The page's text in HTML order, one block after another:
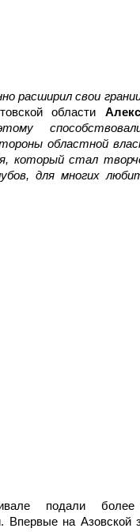
расширил свои
области
областной
который стал
для многих
подали
Впервые на Азовской